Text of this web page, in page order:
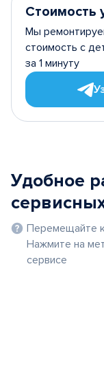
Стоимость
Мы
стоимость с
за 1 минуту
Удобное
Перемещайте
Нажмите на
сервисе